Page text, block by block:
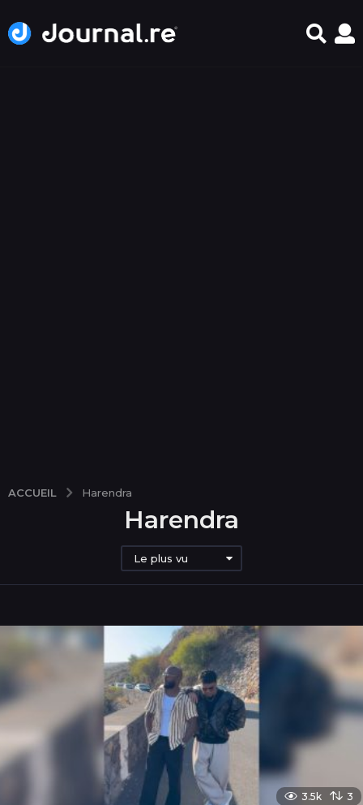
ACCUEIL Harendra
Harendra
Le plus vu
3.5k 3